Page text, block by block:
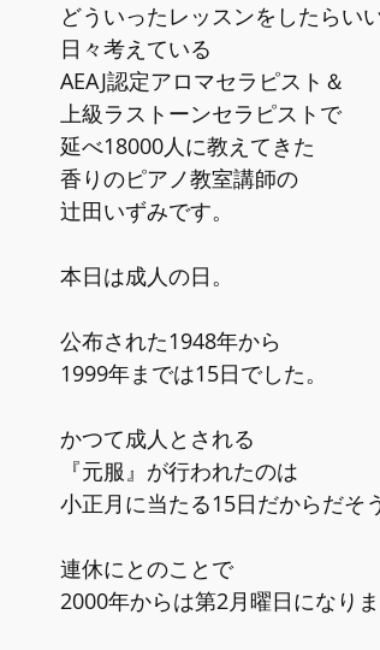
ライブ配信 Facebook 子供の発達
どういったレッスンをしたらい
日々考えている
AEAJ認定アロマセラピスト＆
上級ラストーンセラピストで
延べ18000人に教えてきた
香りのピアノ教室講師の
辻田いずみです。
本日は成人の日。
公布された1948年から
1999年までは15日でした。
かつて成人とされる
『元服』が行われたのは
小正月に当たる15日だからだそ
連休にとのことで
2000年からは第2月曜日になりま